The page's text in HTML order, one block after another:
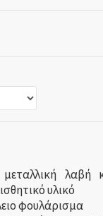
μεταλλική λαβή
υλικό
φουλάρισμα